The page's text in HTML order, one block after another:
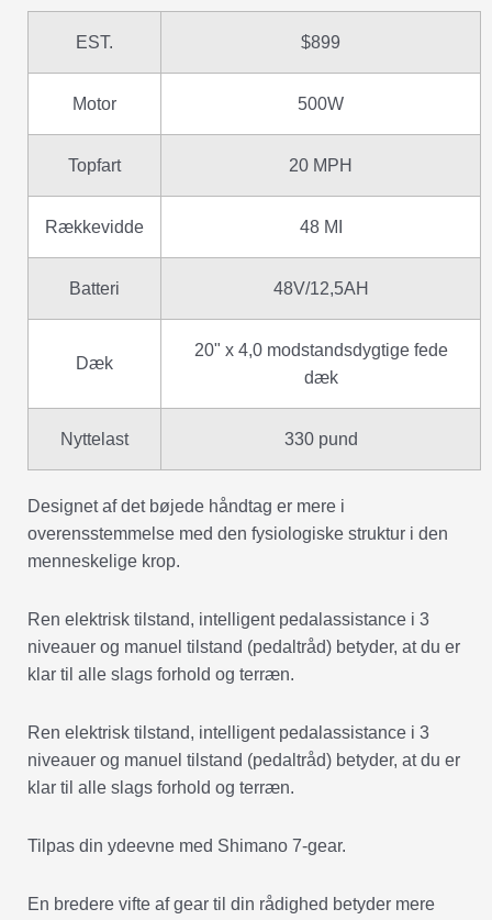
EST. $899
Motor 500W
Topfart 20 MPH
Rækkevidde 48 MI
Batteri 48V/12,5AH
Dæk
20" x 4,0 modstandsdygtige fede
dæk
Nyttelast 330 pund
Designet af det bøjede håndtag er mere i
overensstemmelse med den fysiologiske struktur i den
menneskelige krop.
Ren elektrisk tilstand, intelligent pedalassistance i 3
niveauer og manuel tilstand (pedaltråd) betyder, at du er
klar til alle slags forhold og terræn.
Ren elektrisk tilstand, intelligent pedalassistance i 3
niveauer og manuel tilstand (pedaltråd) betyder, at du er
klar til alle slags forhold og terræn.
Tilpas din ydeevne med Shimano 7-gear.
En bredere vifte af gear til din rådighed betyder mere